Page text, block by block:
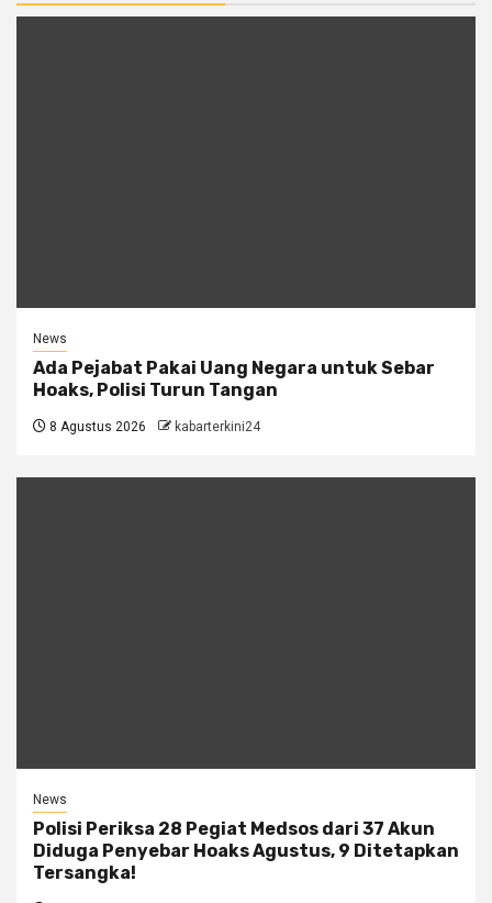
News
Ada Pejabat Pakai Uang Negara untuk Sebar
Hoaks, Polisi Turun Tangan
8 Agustus 2026 kabarterkini24
News
Polisi Periksa 28 Pegiat Medsos dari 37 Akun
Diduga Penyebar Hoaks Agustus, 9 Ditetapkan
Tersangka!